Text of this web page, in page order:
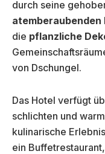
durch seine
atemberaubenden
die pflanzliche
von Dschungel.
Das Hotel verfügt
schlichten und
kulinarische
ein